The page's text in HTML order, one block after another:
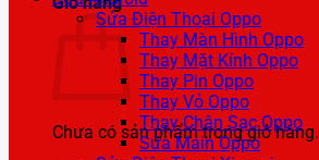
Chưa có sản phẩm trong giỏ hàng.
Sửa Điện Thoại Oppo
Thay Màn Hình Oppo
Thay Mặt Kính Oppo
Thay Pin Oppo
Thay Vỏ Oppo
Thay Chân Sạc Oppo
Sửa Main Oppo